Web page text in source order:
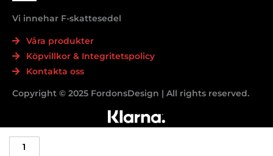
pack
Vi innehar F-skattesedel
Våra produkter
Köpvillkor & Integritetspolicy
Kontakta oss
Copyright © 2025 FordonsDesign | All rights reserved.